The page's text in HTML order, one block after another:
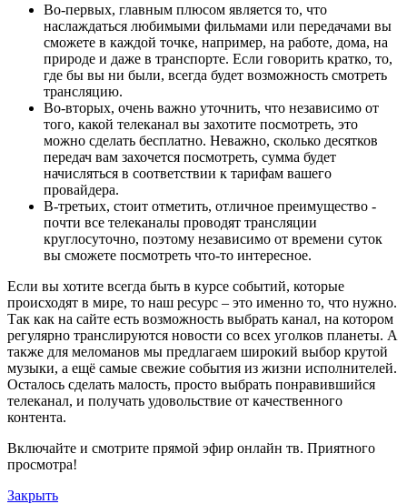
Во-первых, главным плюсом является то, что
наслаждаться любимыми фильмами или передачами вы
сможете в каждой точке, например, на работе, дома, на
природе и даже в транспорте. Если говорить кратко, то,
где бы вы ни были, всегда будет возможность смотреть
трансляцию.
Во-вторых, очень важно уточнить, что независимо от
того, какой телеканал вы захотите посмотреть, это
можно сделать бесплатно. Неважно, сколько десятков
передач вам захочется посмотреть, сумма будет
начисляться в соответствии к тарифам вашего
провайдера.
В-третьих, стоит отметить, отличное преимущество -
почти все телеканалы проводят трансляции
круглосуточно, поэтому независимо от времени суток
вы сможете посмотреть что-то интересное.
Если вы хотите всегда быть в курсе событий, которые
происходят в мире, то наш ресурс – это именно то, что нужно.
Так как на сайте есть возможность выбрать канал, на котором
регулярно транслируются новости со всех уголков планеты. А
также для меломанов мы предлагаем широкий выбор крутой
музыки, а ещё самые свежие события из жизни исполнителей.
Осталось сделать малость, просто выбрать понравившийся
телеканал, и получать удовольствие от качественного
контента.
Включайте и смотрите прямой эфир онлайн тв. Приятного
просмотра!
Закрыть